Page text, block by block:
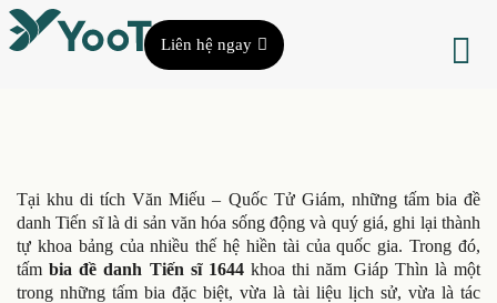
Liên hệ ngay
Tại khu di tích Văn Miếu – Quốc Tử Giám, những tấm bia đề
danh Tiến sĩ là di sản văn hóa sống động và quý giá, ghi lại thành
tự khoa bảng của nhiều thế hệ hiền tài của quốc gia. Trong đó,
tấmbia đề danh Tiến sĩ 1644khoa thi năm Giáp Thìn là một
trong những tấm bia đặc biệt, vừa là tài liệu lịch sử, vừa là tác